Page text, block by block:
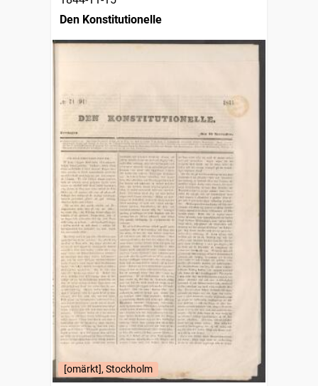
Den Konstitutionelle
[omärkt], Stockholm